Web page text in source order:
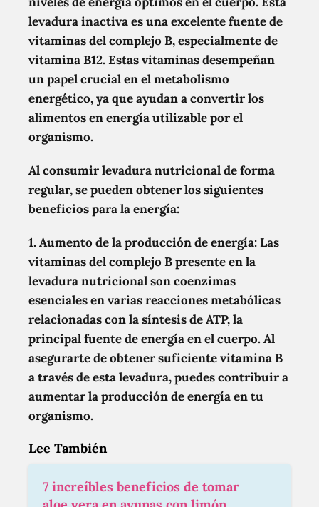
levadura inactiva es una excelente fuente de
vitaminas del complejo B, especialmente de
vitamina B12. Estas vitaminas desempeñan
un papel crucial en el metabolismo
energético, ya que ayudan a convertir los
alimentos en energía utilizable por el
organismo.
Al consumir levadura nutricional de forma
regular, se pueden obtener los siguientes
beneficios para la energía:
1. Aumento de la producción de energía:Las
vitaminas del complejo B presente en la
levadura nutricional son coenzimas
esenciales en varias reacciones metabólicas
relacionadas con la síntesis de ATP, la
principal fuente de energía en el cuerpo. Al
asegurarte de obtener suficiente vitamina B
a través de esta levadura, puedes contribuir a
aumentar la producción de energía en tu
organismo.
Lee También
7 increíbles beneficios de tomar